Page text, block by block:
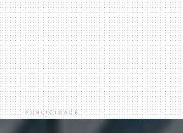
PUBLICIDADE